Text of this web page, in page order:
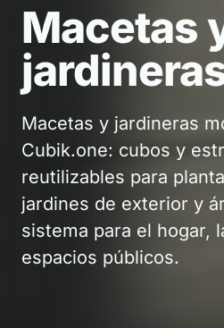
Macetas
Macetas y jardineras
Cubik.one: cubos y
reutilizables para
jardines de exterior y
sistema para el hogar,
espacios públicos.
Macetas
Macetas y jardineras
Cubik.one: cubos y
reutilizables para
jardines de exterior y
sistema para el hogar,
espacios públicos.
Macetas
Macetas y jardineras
Cubik.one: cubos y
reutilizables para
jardines de exterior y
sistema para el hogar,
espacios públicos.